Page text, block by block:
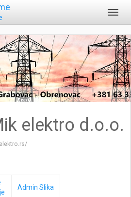
elektro d.o.o.
Admin Slika